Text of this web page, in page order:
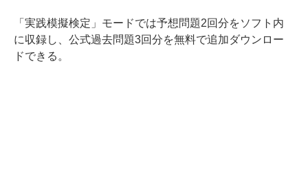
「実践模擬検定」モードでは予想問題2回分をソフト内
に収録し、公式過去問題3回分を無料で追加ダウンロー
ドできる。